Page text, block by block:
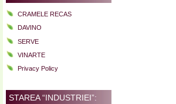
CRAMELE RECAS
DAVINO
SERVE
VINARTE
Privacy Policy
STAREA “INDUSTRIEI”: